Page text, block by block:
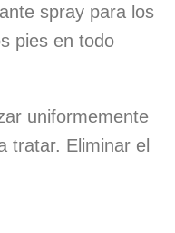
spray para los
pies en todo
uniformemente
tratar. Eliminar el